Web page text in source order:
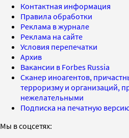
Контактная информация
Правила обработки
Реклама в журнале
Реклама на сайте
Условия перепечатки
Архив
Вакансии в Forbes Russia
Сканер иноагентов,
терроризму и организаций,
нежелательными
Подписка на печатную
Мы в соцсетях: